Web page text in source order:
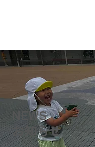
NEWS
お知らせ